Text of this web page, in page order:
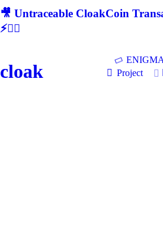
🎥 Untraceable CloakCoin
⚡🕵‍♂
cloak
Project